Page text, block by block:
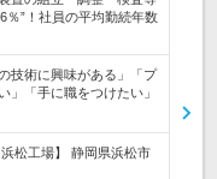
”！社員の平均勤続年数
技術に興味がある」「プ
」「手に職をつけたい」
松工場】 静岡県浜松市